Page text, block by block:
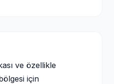
ve özellikle
için